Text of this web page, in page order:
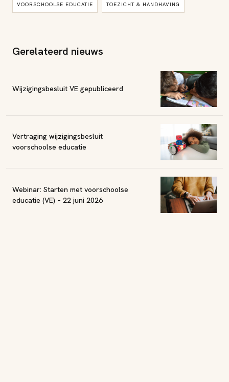
VOORSCHOOLSE EDUCATIE TOEZICHT & HANDHAVING
Gerelateerd nieuws
Wijzigingsbesluit VE gepubliceerd
Vertraging wijzigingsbesluit
voorschoolse educatie
Webinar: Starten met voorschoolse
educatie (VE) – 22 juni 2026